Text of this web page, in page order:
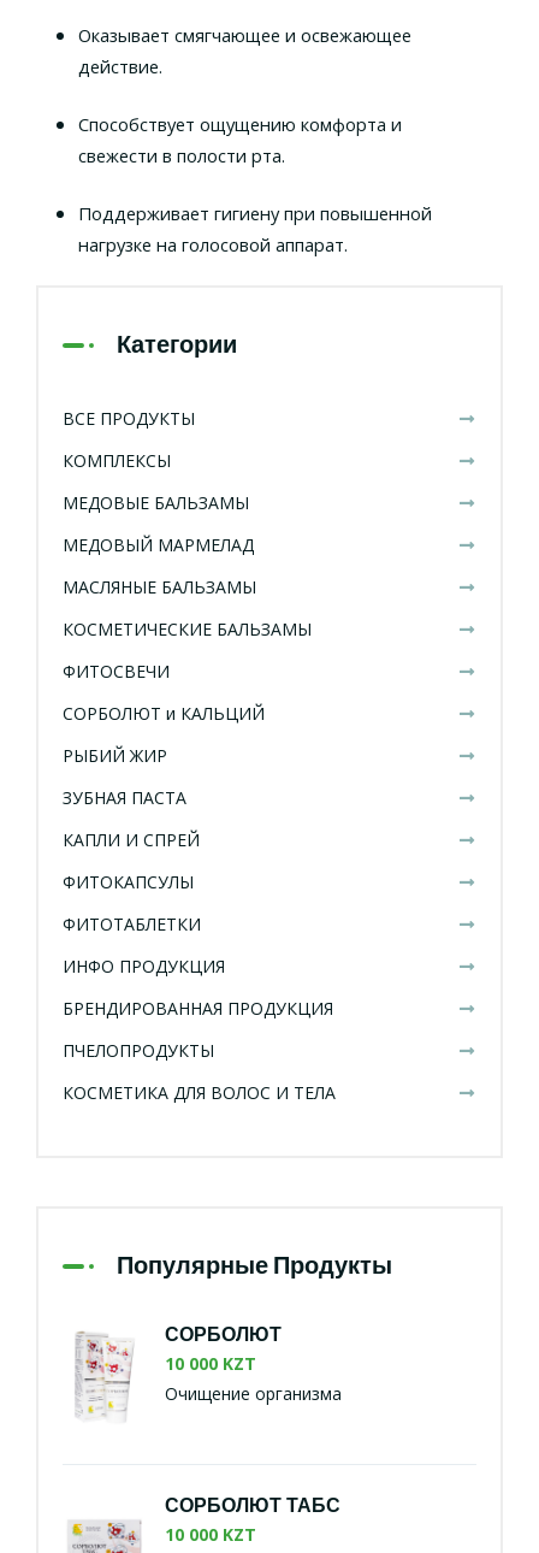
Оказывает смягчающее и освежающее
действие.
Способствует ощущению комфорта и
свежести в полости рта.
Поддерживает гигиену при повышенной
нагрузке на голосовой аппарат.
Категории
ВСЕ ПРОДУКТЫ
КОМПЛЕКСЫ
МЕДОВЫЕ БАЛЬЗАМЫ
МЕДОВЫЙ МАРМЕЛАД
МАСЛЯНЫЕ БАЛЬЗАМЫ
КОСМЕТИЧЕСКИЕ БАЛЬЗАМЫ
ФИТОСВЕЧИ
СОРБОЛЮТ и КАЛЬЦИЙ
РЫБИЙ ЖИР
ЗУБНАЯ ПАСТА
КАПЛИ И СПРЕЙ
ФИТОКАПСУЛЫ
ФИТОТАБЛЕТКИ
ИНФО ПРОДУКЦИЯ
БРЕНДИРОВАННАЯ ПРОДУКЦИЯ
ПЧЕЛОПРОДУКТЫ
КОСМЕТИКА ДЛЯ ВОЛОС И ТЕЛА
Популярные Продукты
СОРБОЛЮТ
10 000 KZT
Очищение организма
СОРБОЛЮТ ТАБС
10 000 KZT